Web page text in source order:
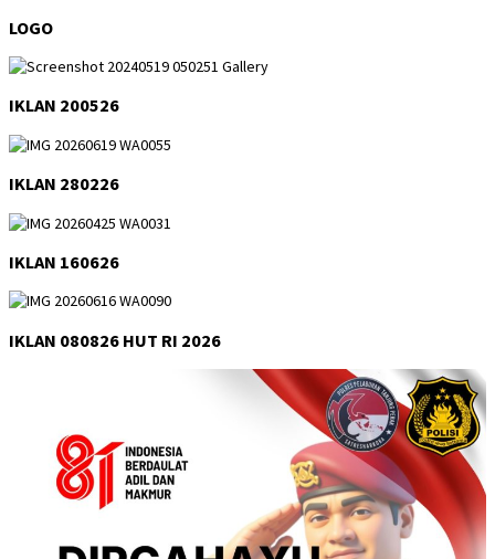
LOGO
IKLAN 200526
IKLAN 280226
IKLAN 160626
IKLAN 080826 HUT RI 2026